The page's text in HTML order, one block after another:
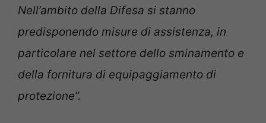
Nell’ambito della Difesa si stanno
predisponendo misure di assistenza, in
particolare nel settore dello sminamento e
della fornitura di equipaggiamento di
protezione”.